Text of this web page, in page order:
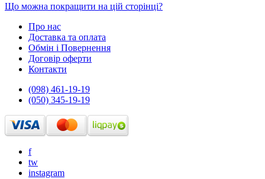
Що можна покращити на цій сторінці?
Про нас
Доставка та оплата
Обмін і Повернення
Договір оферти
Контакти
(098) 461-19-19
(050) 345-19-19
f
tw
instagram